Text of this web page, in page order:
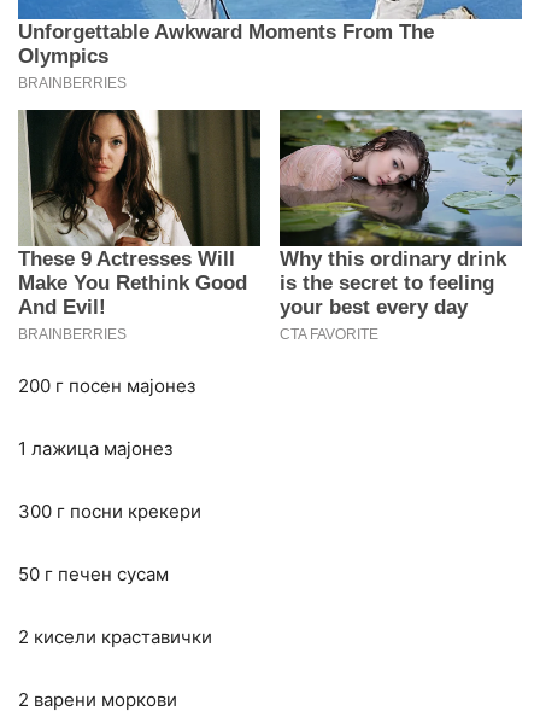
200 г посен мајонез
1 лажица мајонез
300 г посни крекери
50 г печен сусам
2 кисели краставички
2 варени моркови